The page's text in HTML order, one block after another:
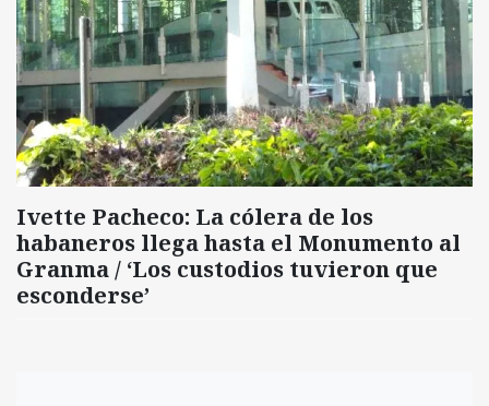
Ivette Pacheco: La cólera de los
habaneros llega hasta el Monumento al
Granma / ‘Los custodios tuvieron que
esconderse’